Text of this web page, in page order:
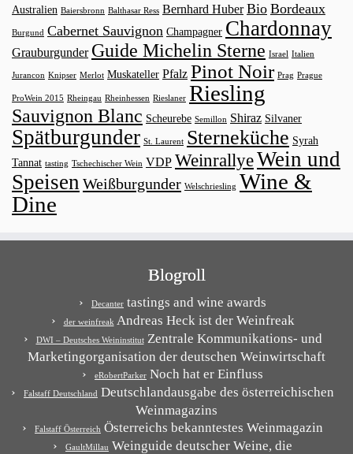
Australien Baiersbronn Balthasar Ress Bernhard Huber Bio Bordeaux
Burgund Cabernet Sauvignon Champagner Chardonnay
Grauburgunder Guide Michelin Sterne Israel Italien
Jurancon Knipser Merlot Muskateller Pfalz Pinot Noir Prag Prague
ProWein 2015 Rheingau Rheinhessen Rieslaner Riesling
Sauvignon Blanc Scheurebe Semillon Shiraz Silvaner
Spätburgunder St. Laurent Sterneküche Syrah
Tannat tasting Tschechischer Wein VDP WeinrallyeWein und
Speisen Weißburgunder Welschriesling Wine &
Dine
Blogroll
Decanter tastings and wine awards
der weinfreakAndreas Heck ist der Weinfreak
DWI – Deutsches WeininstitutZentrale Kommunikations- und
Marketingorganisation der deutschen Weinwirtschaft
eRobertParker Noch hat er Einfluss
Falstaff Deutschland Deutschlandausgabe des österreichischen
Weinmagazins
Falstaff Österreich Österreichs bekanntestes Weinmagazin
GaultMillau Weinguide deutscher Weine, die